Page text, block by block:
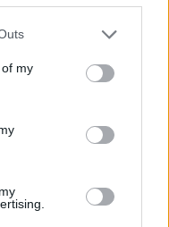
one or more Google
You may click to
its third-party tags to
in below Google
my
kormány 223
tiltakoznak
az ellenzékiek